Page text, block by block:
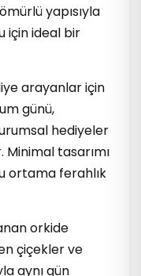
yapısıyla
için ideal bir
arayanlar için
günü,
hediyeler
tasarımı
ortama ferahlık
orkide
çiçekler ve
aynı gün